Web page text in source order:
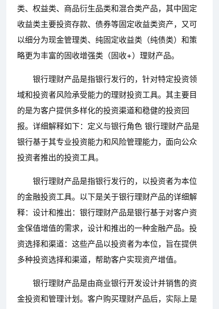
类、权益类、商品衍生品类和混合类产品，其中固定
收益类主要投资存款、债券等固定收益类资产，又可
以细分为现金管理类、纯固定收益类（纯债类）和策
略更为丰富的固收增强类（固收+）理财产品。
银行理财产品是指银行发行的，针对特定投资领
域和投资者风险承受能力的理财投资工具。其主要目
的是为客户提供多样化的投资渠道和稳健的投资回
报。详细解释如下：定义与银行角色 银行理财产品是
银行基于其专业投资能力和风险管理能力，面向公众
投资者推出的投资工具。
银行理财产品是指银行发行的，以投资者为本位
的金融投资工具。以下是关于银行理财产品的详细解
释：设计和推出：银行理财产品是银行基于对客户资
金保值增值的需求，设计和推出的一种金融产品。投
资选择和渠道：这些产品以投资者为本位，旨在提供
多种投资选择和渠道，帮助客户实现资产增值。
银行理财产品是由商业银行开发设计并销售的资
金投资和管理计划。客户购买理财产品后，实际上是